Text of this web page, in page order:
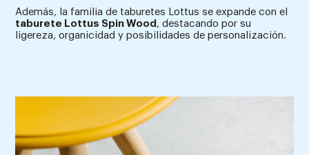
Además, la familia de taburetes Lottus se expande con el
taburete Lottus Spin Wood , destacando por su
ligereza, organicidad y posibilidades de personalización.